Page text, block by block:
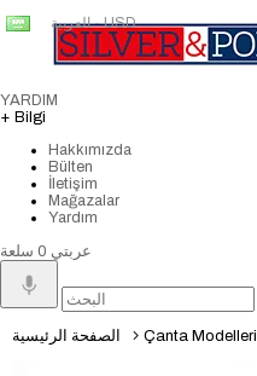
YARDIM
+ Bilgi
Hakkımızda
Bülten
İletişim
Mağazalar
Yardım
العربية - USD
عربتي 0 سلعة
Çanta Modelleri